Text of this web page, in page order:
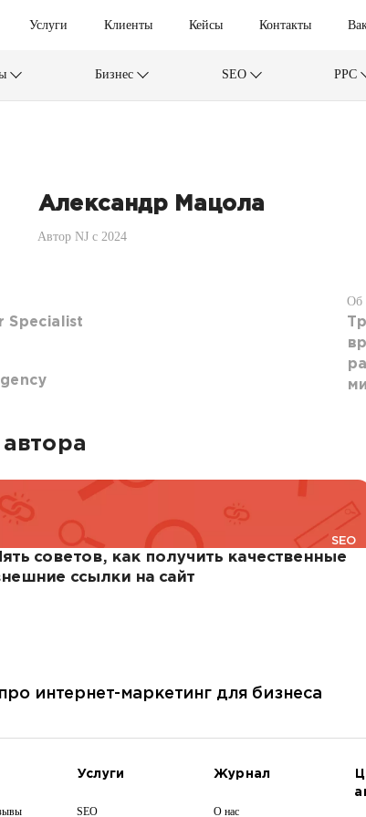
Услуги Клиенты Кейсы Контакты
Бизнес SEO PPC
Александр Мацола
Автор NJ c 2024
Specialist
Об
SEO
советов, как получить качественные
ссылки на сайт
интернет-маркетинг для бизнеса
Услуги
SEO
Журнал
О нас